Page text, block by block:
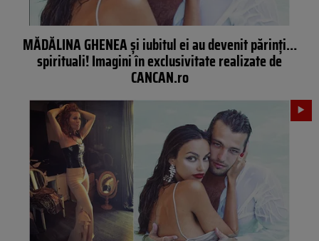
MĂDĂLINA GHENEA şi iubitul ei au devenit părinţi…
spirituali! Imagini în exclusivitate realizate de
CANCAN.ro